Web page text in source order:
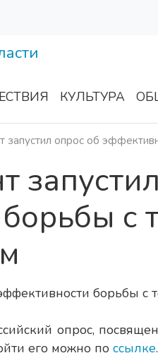
КУЛЬТУРА
опрос об
с
опрос,
его можно по ссылке.